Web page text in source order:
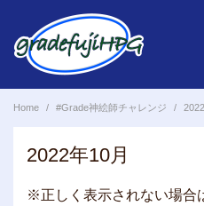
content
Home #Grade神絵師チャレンジ
2022年10月
※正しく表示されない場合